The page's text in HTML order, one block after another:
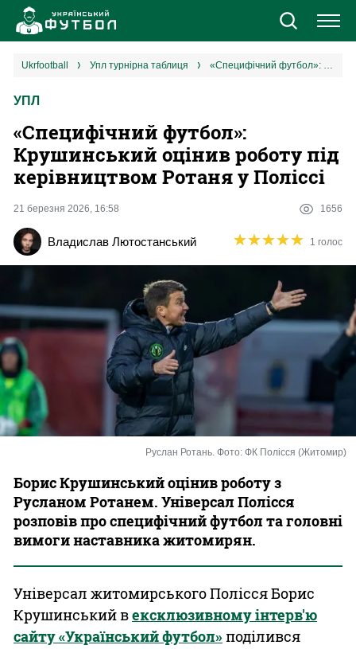
Новини
Єврокубки
УПЛ
2 ліга
Різне
Букмекери
Казино
ukrfootball упл турнірна таблиця «Специфічний футбол»: Крушинський оцінив роботу під керівництвом Ротаня у Поліссі
УПЛ
«Специфічний футбол»:
Крушинський оцінив роботу під
керівництвом Ротаня у Поліссі
21 березня 2026, 16:58 1656
Владислав Лютостанський ★★★★★
★★★★★ 1 голос
Руслан Ротань. Фото: ФК Полісся (Житомир)
Борис Крушинський оцінив роботу з
Русланом Ротанем. Універсал Полісся
розповів про специфічний футбол та головні
вимоги наставника житомирян.
Універсал житомирського Полісся Борис
Крушинський вексклюзивному інтерв'ю
сайту «Український футбол»поділився